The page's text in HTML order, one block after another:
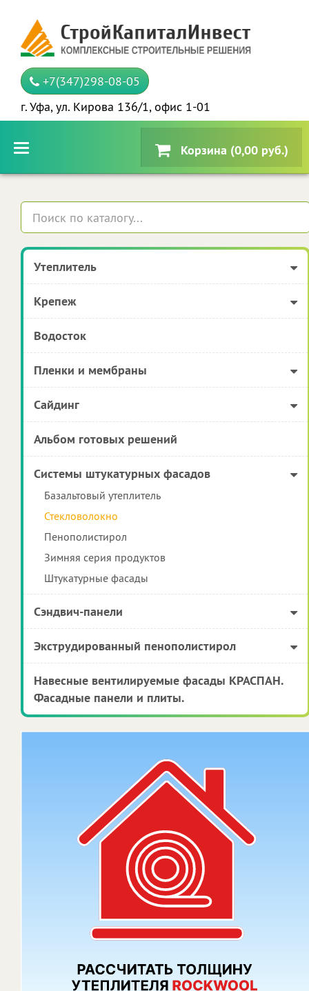
+7(347)298-08-05
г. Уфа, ул. Кирова 136/1, офис 1-01
Корзина (0,00 руб.)
Утеплитель
Крепеж
Водосток
Пленки и мембраны
Сайдинг
Альбом готовых решений
Системы штукатурных фасадов
Базальтовый утеплитель
Стекловолокно
Пенополистирол
Зимняя серия продуктов
Штукатурные фасады
Сэндвич-панели
Экструдированный пенополистирол
Навесные вентилируемые фасады КРАСПАН.
Фасадные панели и плиты.